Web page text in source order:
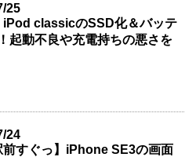
25
iPod classicのSSD化＆バッテ
起動不良や充電持ちの悪さを
24
前すぐっ】iPhone SE3の画面